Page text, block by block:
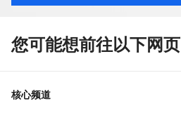
您可能想前往以下网页
核心频道